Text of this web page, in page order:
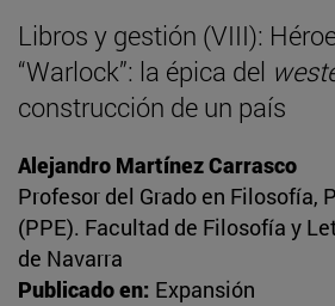
Libros y gestión (VIII):
“Warlock”: la épica del
construcción de un país
Alejandro Martínez Carrasco
Profesor del Grado en Filosofía,
(PPE). Facultad de Filosofía y
de Navarra
Publicado en: Expansión